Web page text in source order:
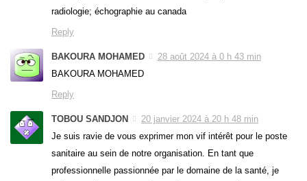
radiologie; échographie au canada
Reply
BAKOURA MOHAMED
28 août 2024 à 0 h 43 min
BAKOURA MOHAMED
Reply
TOBOU SANDJON
20 janvier 2024 à 20 h 48 min
Je suis ravie de vous exprimer mon vif intérêt pour le poste
sanitaire au sein de notre organisation. En tant que
professionnelle passionnée par le domaine de la santé, je